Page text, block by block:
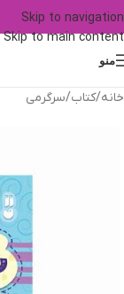
Skip to navigation
Skip to main content
منو
خانه/کتاب/سرگرمی